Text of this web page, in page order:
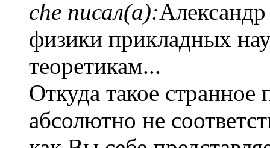
che писал(а):
физики прикладных
теоретикам...
Откуда такое странное
абсолютно не